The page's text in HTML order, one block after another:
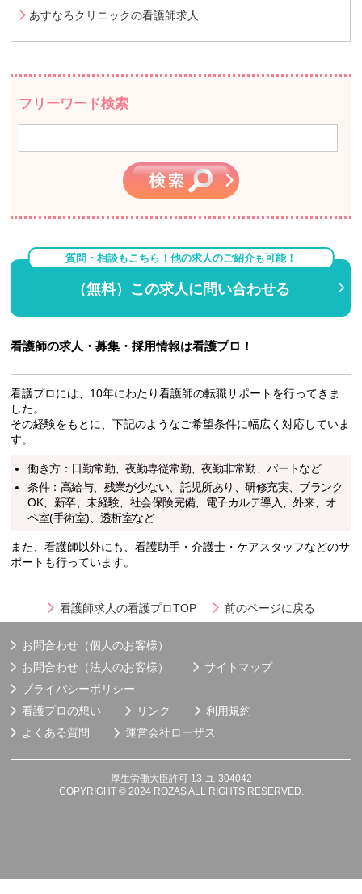
あすなろクリニックの看護師求人
フリーワード検索
質問・相談もこちら！他の求人のご紹介も可能！
（無料）この求人に問い合わせる
看護師の求人・募集・採用情報は看護プロ！
看護プロには、10年にわたり看護師の転職サポートを行ってきま
した。
その経験をもとに、下記のようなご希望条件に幅広く対応していま
す。
働き方：日勤常勤、夜勤専従常勤、夜勤非常勤、パートなど
条件：高給与、残業が少ない、託児所あり、研修充実、ブランク
OK、新卒、未経験、社会保険完備、電子カルテ導入、外来、オ
ペ室(手術室)、透析室など
また、看護師以外にも、看護助手・介護士・ケアスタッフなどのサ
ポートも行っています。
看護師求人の看護プロTOP 前のページに戻る
お問合わせ（個人のお客様）
お問合わせ（法人のお客様）
サイトマップ
プライバシーポリシー
看護プロの想い
リンク
利用規約
よくある質問
運営会社ローザス
厚生労働大臣許可 13-ユ-304042
COPYRIGHT © 2024 ROZAS ALL RIGHTS RESERVED.